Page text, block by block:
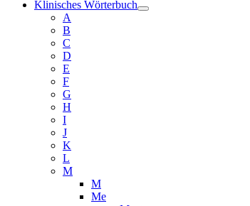
Klinisches Wörterbuch
A
B
C
D
E
F
G
H
I
J
K
L
M
M
Me